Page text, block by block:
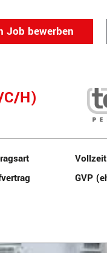
Job bewerben
H)
Vollzeit
GVP